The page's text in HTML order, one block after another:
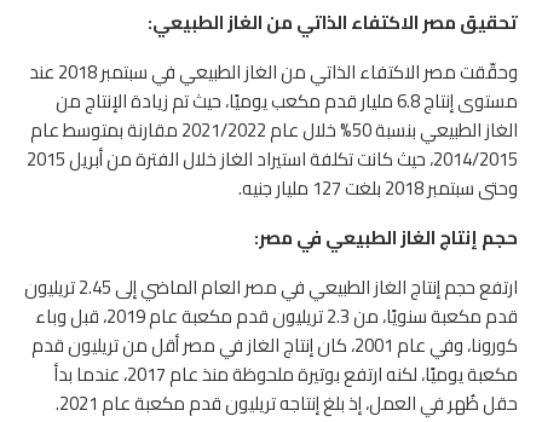
تحقيق مصر الاكتفاء الذاتي من الغاز الطبيعي:
وحقّقت مصر الاكتفاء الذاتي من الغاز الطبيعي في سبتمبر 2018 عند
مستوى إنتاج 6.8 مليار قدم مكعب يوميًا، حيث تم زيادة الإنتاج من
الغاز الطبيعي بنسبة 50% خلال عام 2021/2022 مقارنة بمتوسط عام
2014/2015، حيث كانت تكلفة استيراد الغاز خلال الفترة من أبريل 2015
وحتى سبتمبر 2018 بلغت 127 مليار جنيه.
حجم إنتاج الغاز الطبيعي في مصر:
ارتفع حجم إنتاج الغاز الطبيعي في مصر العام الماضي إلى 2.45 تريليون
قدم مكعبة سنويًا، من 2.3 تريليون قدم مكعبة عام 2019، قبل وباء
كورونا، وفي عام 2001، كان إنتاج الغاز في مصر أقل من تريليون قدم
مكعبة يوميًا، لكنه ارتفع بوتيرة ملحوظة منذ عام 2017، عندما بدأ
حقل ظُهر في العمل، إذ بلغ إنتاجه تريليون قدم مكعبة عام 2021.